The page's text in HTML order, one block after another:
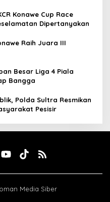
Konawe Cup Race
Dipertanyakan
Raih Juara III
Besar Liga 4 Piala
Bangga
Polda Sultra Resmikan
Pesisir
Media Siber